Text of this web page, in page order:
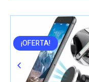
¡OFERTA!